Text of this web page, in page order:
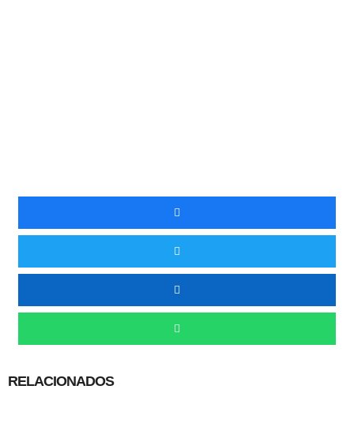
RELACIONADOS